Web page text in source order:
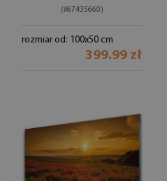
(#67435660)
rozmiar od: 100x50 cm
399.99 zł